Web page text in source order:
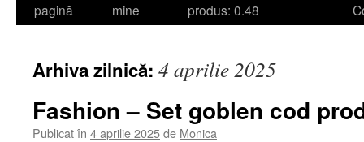
pagină
mine
produs: 0.48
Arhiva zilnică: 4 aprilie 2025
Fashion – Set goblen cod
Publicat în 4 aprilie 2025de Monica